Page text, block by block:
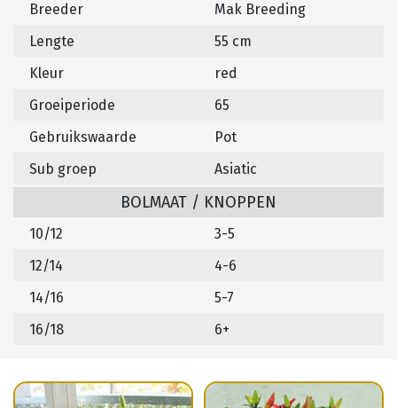
Breeder
Mak Breeding
Lengte
55 cm
Kleur
red
Groeiperiode
65
Gebruikswaarde
Pot
Sub groep
Asiatic
BOLMAAT / KNOPPEN
10/12
3-5
12/14
4-6
14/16
5-7
16/18
6+